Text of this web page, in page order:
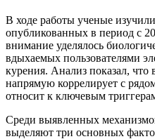
В ходе работы ученые
опубликованных в период с
внимание уделялось
вдыхаемых пользователями
курения. Анализ показал, что
напрямую коррелирует с
относит к ключевым
Среди выявленных
выделяют три основных